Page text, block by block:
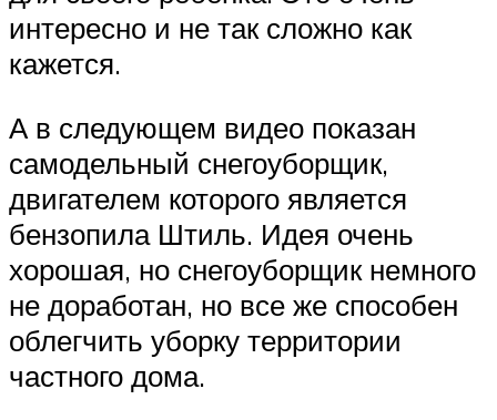
интересно и не так сложно как
кажется.
А в следующем видео показан
самодельный снегоуборщик,
двигателем которого является
бензопила Штиль. Идея очень
хорошая, но снегоуборщик немного
не доработан, но все же способен
облегчить уборку территории
частного дома.